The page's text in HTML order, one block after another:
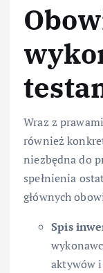
Wraz z
również
niezbędna do
spełnienia
głównych
Spis
aktywów i